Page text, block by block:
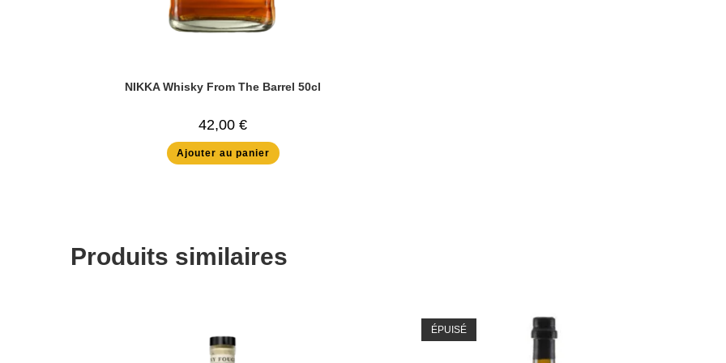
NIKKA Whisky From The Barrel 50cl
42,00€
Ajouter au panier
Produits similaires
ÉPUISÉ